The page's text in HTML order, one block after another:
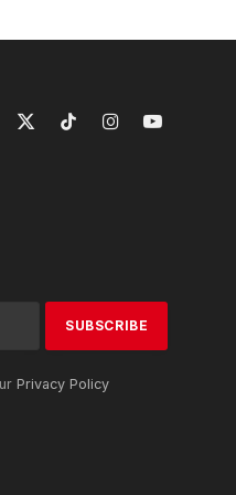
X
TikTokInstagramYouTube
Privacy Policy